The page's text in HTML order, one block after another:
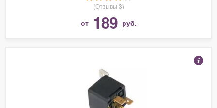
(Отзывы 3)
от 189 руб.